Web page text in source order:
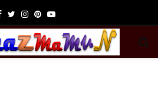
Facebook
TwitterInstagram
Pinterest
Youtube